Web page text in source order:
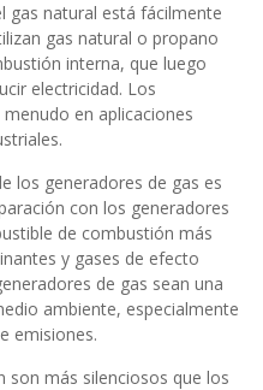
gas natural está fácilmente
gas natural o propano
interna, que luego
electricidad. Los
en aplicaciones
los generadores de gas es
con los generadores
de combustión más
y gases de efecto
de gas sean una
ambiente, especialmente
emisiones.
son más silenciosos que los